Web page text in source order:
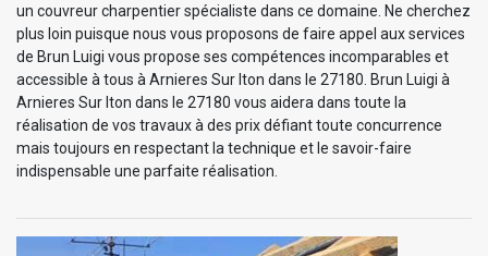
un couvreur charpentier spécialiste dans ce domaine. Ne cherchez
plus loin puisque nous vous proposons de faire appel aux services
de Brun Luigi vous propose ses compétences incomparables et
accessible à tous à Arnieres Sur Iton dans le 27180. Brun Luigi à
Arnieres Sur Iton dans le 27180 vous aidera dans toute la
réalisation de vos travaux à des prix défiant toute concurrence
mais toujours en respectant la technique et le savoir-faire
indispensable une parfaite réalisation.